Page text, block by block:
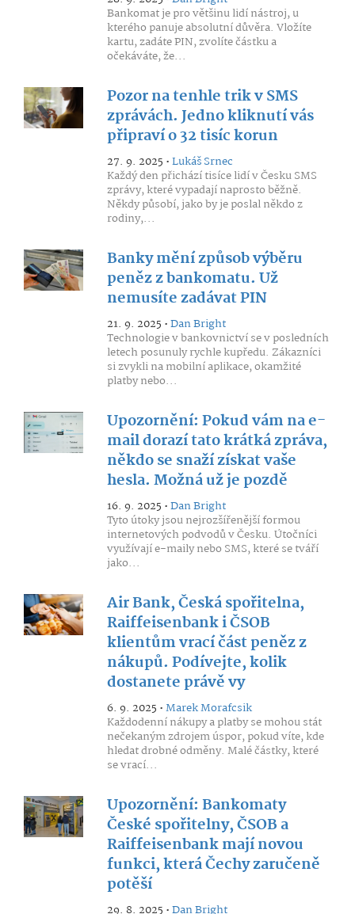
Bankomat je pro většinu lidí nástroj, u
kterého panuje absolutní důvěra. Vložíte
kartu, zadáte PIN, zvolíte částku a
očekáváte, že...
Pozor na tenhle trik v SMS
zprávách. Jedno kliknutí vás
připraví o 32 tisíc korun
27. 9. 2025 •Lukáš Srnec
Každý den přichází tisíce lidí v Česku SMS
zprávy, které vypadají naprosto běžně.
Někdy působí, jako by je poslal někdo z
rodiny,...
Banky mění způsob výběru
peněz z bankomatu. Už
nemusíte zadávat PIN
21. 9. 2025 •Dan Bright
Technologie v bankovnictví se v posledních
letech posunuly rychle kupředu. Zákazníci
si zvykli na mobilní aplikace, okamžité
platby nebo...
Upozornění: Pokud vám na e-
mail dorazí tato krátká zpráva,
někdo se snaží získat vaše
hesla. Možná už je pozdě
16. 9. 2025 •Dan Bright
Tyto útoky jsou nejrozšířenější formou
internetových podvodů v Česku. Útočníci
využívají e-maily nebo SMS, které se tváří
jako...
Air Bank, Česká spořitelna,
Raiffeisenbank i ČSOB
klientům vrací část peněz z
nákupů. Podívejte, kolik
dostanete právě vy
6. 9. 2025 •Marek Morafcsik
Každodenní nákupy a platby se mohou stát
nečekaným zdrojem úspor, pokud víte, kde
hledat drobné odměny. Malé částky, které
se vrací...
Upozornění: Bankomaty
České spořitelny, ČSOB a
Raiffeisenbank mají novou
funkci, která Čechy zaručeně
potěší
29. 8. 2025 •Dan Bright